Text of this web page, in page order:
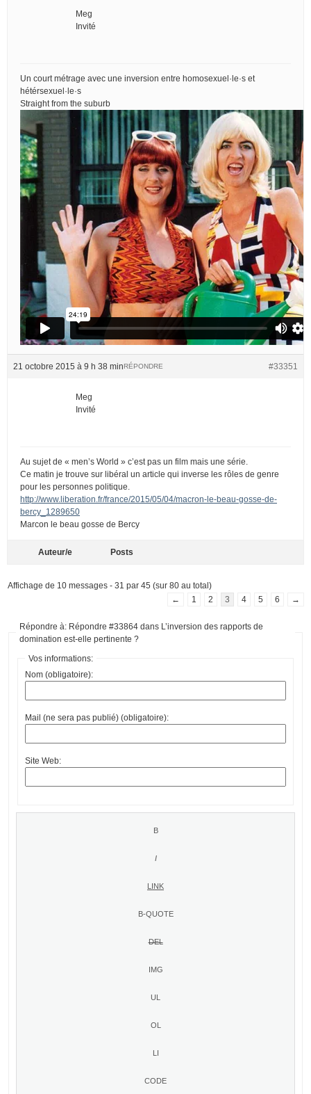
Meg
Invité
Un court métrage avec une inversion entre homosexuel·le·s et
hétérsexuel·le·s
Straight from the suburb
21 octobre 2015 à 9 h 38 min #33351
RÉPONDRE
Meg
Invité
Au sujet de « men’s World » c’est pas un film mais une série.
Ce matin je trouve sur libéral un article qui inverse les rôles de genre
pour les personnes politique.
http://www.liberation.fr/france/2015/05/04/macron-le-beau-gosse-de-
bercy_1289650
Marcon le beau gosse de Bercy
Auteur/e Posts
Affichage de 10 messages - 31 par 45 (sur 80 au total)
←
1 2 3 4 5 6 →
Répondre à: Répondre #33864 dans L’inversion des rapports de
domination est-elle pertinente ?
Vos informations:
Nom (obligatoire):
Mail (ne sera pas publié) (obligatoire):
Site Web: